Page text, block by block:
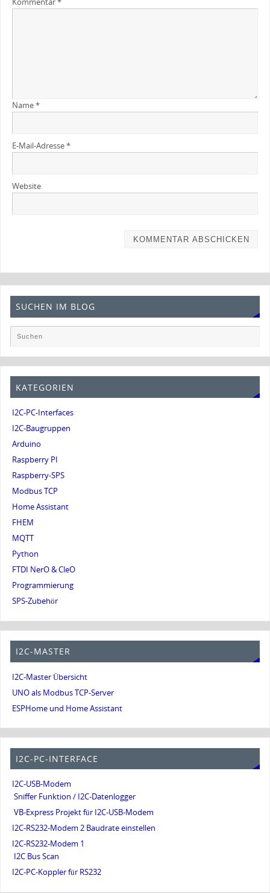
Name*
E-Mail-Adresse*
Website
SUCHEN IM BLOG
KATEGORIEN
I2C-PC-Interfaces
I2C-Baugruppen
Arduino
Raspberry PI
Raspberry-SPS
Modbus TCP
Home Assistant
FHEM
MQTT
Python
FTDI NerO & CleO
Programmierung
SPS-Zubehör
I2C-MASTER
I2C-Master Übersicht
UNO als Modbus TCP-Server
ESPHome und Home Assistant
I2C-PC-INTERFACE
I2C-USB-Modem
Sniffer Funktion / I2C-Datenlogger
VB-Express Projekt für I2C-USB-Modem
I2C-RS232-Modem 2 Baudrate einstellen
I2C-RS232-Modem 1
I2C Bus Scan
I2C-PC-Koppler für RS232